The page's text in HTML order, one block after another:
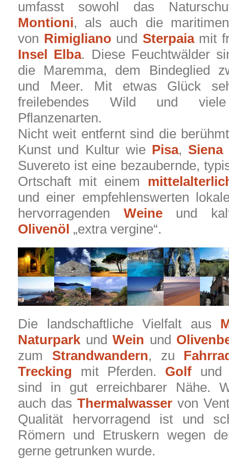
umfasst sowohl das
Montioni, als auch die
von Rimigliano und Sterpaiamit
Insel Elba. Diese Feuchtwälder
die Maremma, dem Bindeglied
und Meer. Mit etwas Glück
freilebendes Wild und viele
Pflanzenarten.
Nicht weit entfernt sind die
Kunst und Kultur wie Pisa, Siena
Suvereto ist eine bezaubernde,
Ortschaft mit einem
und einer empfehlenswerten
hervorragenden Weineund kalt
Olivenöl „extra vergine“.
Die landschaftliche Vielfalt aus
Naturpark und Wein und
zum Strandwandern, zu
Trecking mit Pferden. Golf
sind in gut erreichbarer Nähe.
auch das Thermalwasser von
Qualität hervorragend ist und
Römern und Etruskern wegen
gerne getrunken wurde.